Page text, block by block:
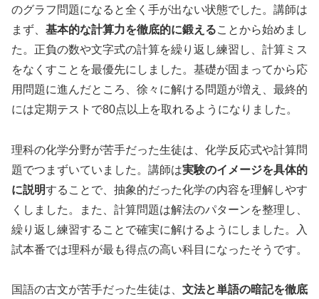
のグラフ問題になると全く手が出ない状態でした。講師は
まず、 基本的な計算力を徹底的に鍛えることから始めまし
た。正負の数や文字式の計算を繰り返し練習し、計算ミス
をなくすことを最優先にしました。基礎が固まってから応
用問題に進んだところ、徐々に解ける問題が増え、最終的
には定期テストで80点以上を取れるようになりました。
理科の化学分野が苦手だった生徒は、化学反応式や計算問
題でつまずいていました。講師は実験のイメージを具体的
に説明することで、抽象的だった化学の内容を理解しやす
くしました。また、計算問題は解法のパターンを整理し、
繰り返し練習することで確実に解けるようにしました。入
試本番では理科が最も得点の高い科目になったそうです。
国語の古文が苦手だった生徒は、 文法と単語の暗記を徹底